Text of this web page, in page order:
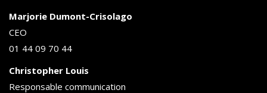
Marjorie Dumont-Crisolago
CEO
01 44 09 70 44
Christopher Louis
Responsable communication